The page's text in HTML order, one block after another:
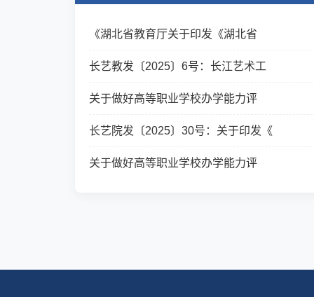
《湖北省教育厅关于印发《湖北省
长艺教发〔2025〕6号：长江艺术工
关于做好高等职业学校办学能力评
长艺院发〔2025〕30号：关于印发《
关于做好高等职业学校办学能力评